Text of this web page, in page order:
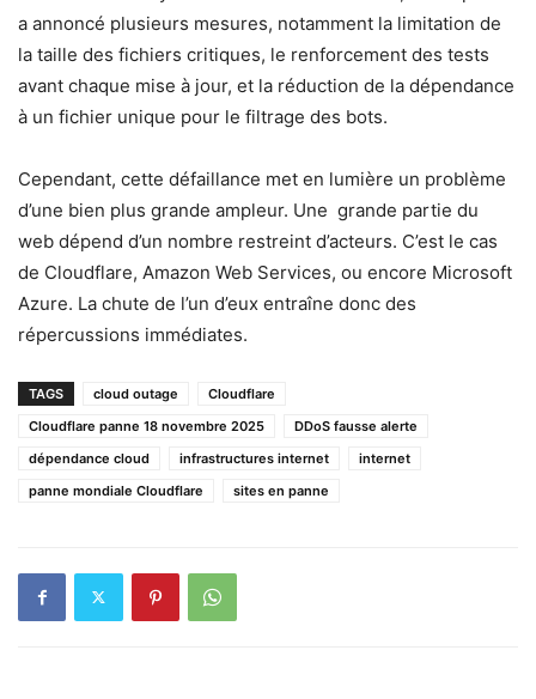
a annoncé plusieurs mesures, notamment la limitation de
la taille des fichiers critiques, le renforcement des tests
avant chaque mise à jour, et la réduction de la dépendance
à un fichier unique pour le filtrage des bots.
Cependant, cette défaillance met en lumière un problème
d’une bien plus grande ampleur. Une grande partie du
web dépend d’un nombre restreint d’acteurs. C’est le cas
de Cloudflare, Amazon Web Services, ou encore Microsoft
Azure. La chute de l’un d’eux entraîne donc des
répercussions immédiates.
TAGS cloud outage
Cloudflare
Cloudflare panne 18 novembre 2025
DDoS fausse alerte
dépendance cloud
infrastructures internet
internet
panne mondiale Cloudflare
sites en panne